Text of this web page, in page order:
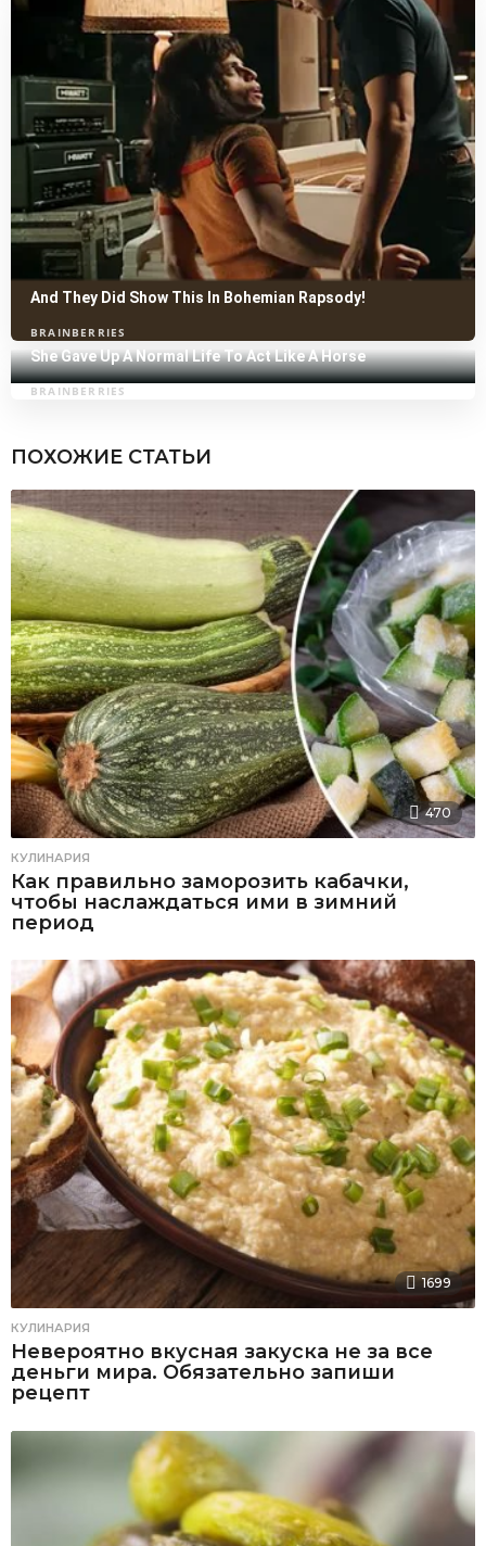
ПОХОЖИЕ СТАТЬИ
470
КУЛИНАРИЯ
Как правильно заморозить кабачки,
чтобы наслаждаться ими в зимний
период
1699
КУЛИНАРИЯ
Невероятно вкусная закуска не за все
деньги мира. Обязательно запиши
рецепт